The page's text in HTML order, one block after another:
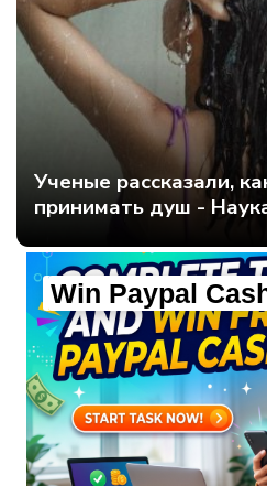
Ученые рассказали,
принимать душ -
Win Paypal